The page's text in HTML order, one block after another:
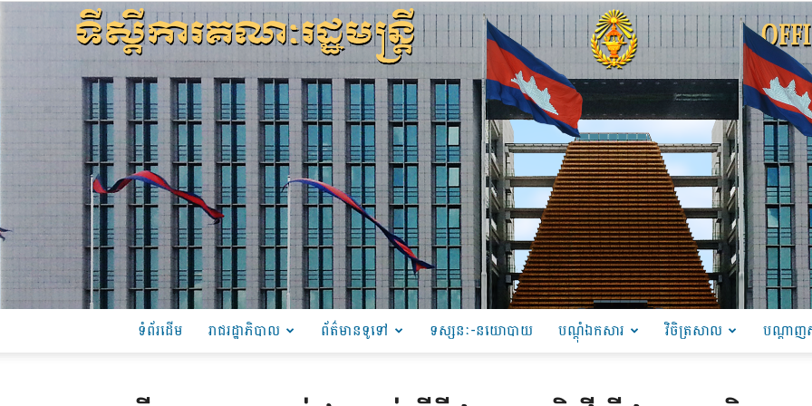
ទំព័រដើម រាជរដ្ឋាភិបាល ព័ត៌មានទូទៅ ទស្សនៈ-នយោបាយ បណ្ដុំឯកសារ វិចិត្រសាល បណ្តាញ